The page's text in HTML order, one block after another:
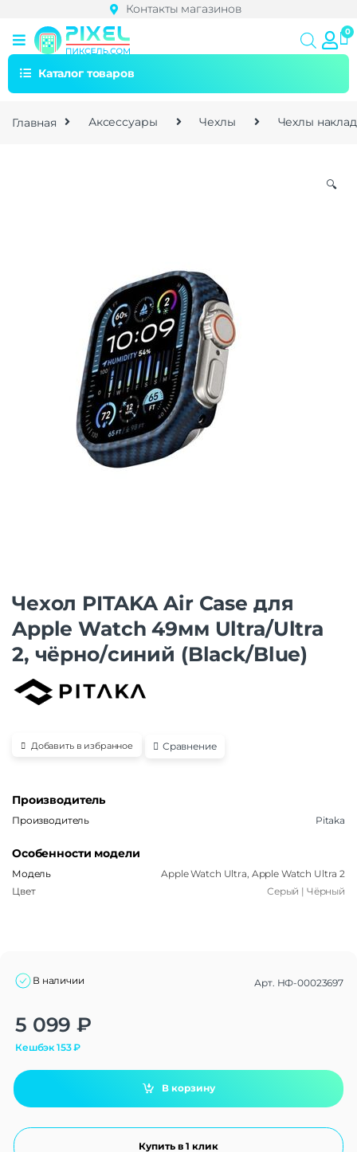
Контакты магазинов
Каталог товаров
Главная Аксессуары Чехлы Чехлы
🔍
Чехол PITAKA Air Case для
Apple Watch 49мм Ultra/Ultra
2, чёрно/синий (Black/Blue)
Добавить в избранное Сравнение
Производитель
Производитель Pitaka
Особенности модели
Модель
Apple Watch Ultra, Apple Watch Ultra 2
Цвет
Серый | Чёрный
В наличии Арт. НФ-00023697
5 099 ₽
Кешбэк153₽
В корзину
Купить в 1 клик
Alternative: